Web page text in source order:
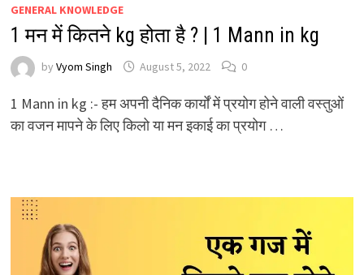
GENERAL KNOWLEDGE
1 मन में कितने kg होता है ? | 1 Mann in kg
by Vyom Singh August 5, 2022 0
1 Mann in kg :- हम अपनी दैनिक कार्यों में प्रयोग होने वाली वस्तुओं
का वजन मापने के लिए किलो या मन इकाई का प्रयोग …